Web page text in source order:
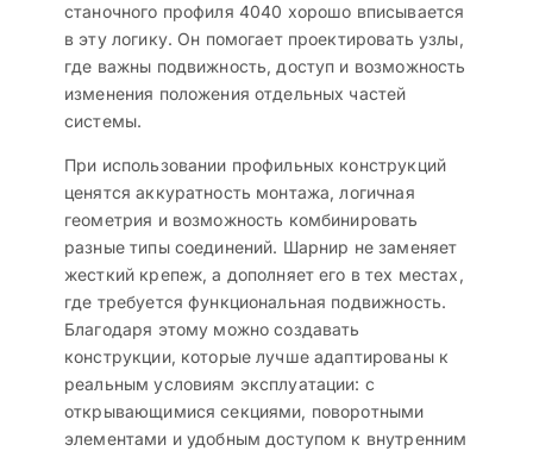
станочного профиля 4040 хорошо вписывается
в эту логику. Он помогает проектировать узлы,
где важны подвижность, доступ и возможность
изменения положения отдельных частей
системы.
При использовании профильных конструкций
ценятся аккуратность монтажа, логичная
геометрия и возможность комбинировать
разные типы соединений. Шарнир не заменяет
жесткий крепеж, а дополняет его в тех местах,
где требуется функциональная подвижность.
Благодаря этому можно создавать
конструкции, которые лучше адаптированы к
реальным условиям эксплуатации: с
открывающимися секциями, поворотными
элементами и удобным доступом к внутренним